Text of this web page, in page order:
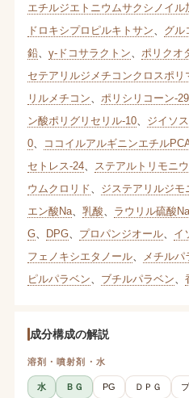
エチルジエトニウムサクシノイ
ドロキシプロピルキトサン
グル
鉛、 γ-ドコサラクトン ポリクオ
セテアリルジメチコンクロスポリ
リルメチコン
ポリシリコーン-29
ン酸ポリグリセリル-10、 ジイソ
0、 ココイルアルギニンエチル
セトレス-24、 ステアルトリモニ
ウムクロリド
ジステアリルジモ
エン酸Na、 乳酸 ラウリル硫酸Na
G、 DPG、 プロパンジオール、 イ
フェノキシエタノール、 メチルパ
ピルパラベン
ブチルパラベン
成分構成の解説
溶剤・噴射剤・水
水 ＢＧ PG ＤＰＧ